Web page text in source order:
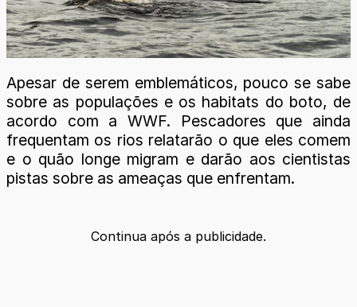
Apesar de serem emblemáticos, pouco se sabe
sobre as populações e os habitats do boto, de
acordo com a WWF. Pescadores que ainda
frequentam os rios relatarão o que eles comem
e o quão longe migram e darão aos cientistas
pistas sobre as ameaças que enfrentam.
Continua após a publicidade.